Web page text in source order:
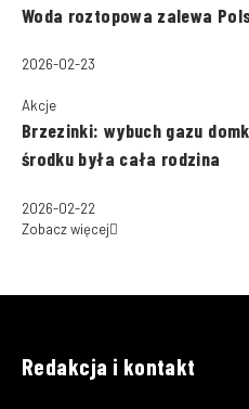
Woda roztopowa zalewa
2026-02-23
Akcje
Brzezinki: wybuch gazu
środku była cała rodzina
2026-02-22
Zobacz więcej
Redakcja i kontakt